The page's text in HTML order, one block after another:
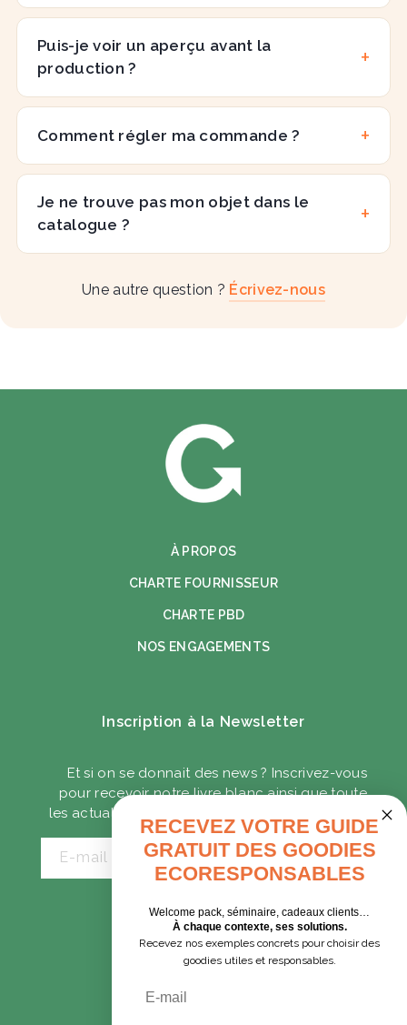
Puis-je voir un aperçu avant la
production ?
Comment régler ma commande ?
Je ne trouve pas mon objet dans le
catalogue ?
Une autre question ? Écrivez-nous
À PROPOS
CHARTE FOURNISSEUR
CHARTE PBD
NOS ENGAGEMENTS
Inscription à la Newsletter
Et si on se donnait des news ? Inscrivez-vous
pour recevoir notre livre blanc ainsi que toute
les actualités sur les goodies écoresponsables.
E-mail
CADEAUX D'AFFAIRES
GOODIES EXPRESS
RECEVEZ VOTRE GUIDE
GRATUIT DES GOODIES
ECORESPONSABLES
Welcome pack, séminaire, cadeaux clients…
À chaque contexte, ses solutions.
Recevez nos exemples concrets pour choisir des
goodies utiles et responsables.